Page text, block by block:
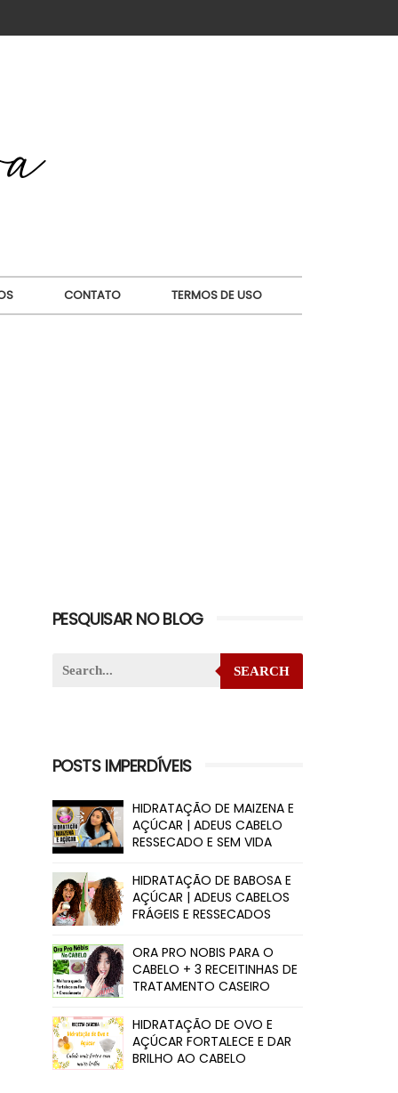
CONTATO TERMOS DE USO
PESQUISAR NO BLOG
SEARCH
POSTS IMPERDÍVEIS
HIDRATAÇÃO DE MAIZENA E
AÇÚCAR | ADEUS CABELO
RESSECADO E SEM VIDA
HIDRATAÇÃO DE BABOSA E
AÇÚCAR | ADEUS CABELOS
FRÁGEIS E RESSECADOS
ORA PRO NOBIS PARA O
CABELO + 3 RECEITINHAS DE
TRATAMENTO CASEIRO
HIDRATAÇÃO DE OVO E
AÇÚCAR FORTALECE E DAR
BRILHO AO CABELO